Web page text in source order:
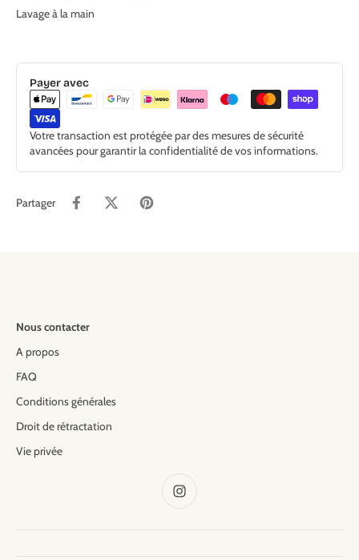
Lavage à la main
Payer avec
Votre transaction est protégée par des mesures de sécurité
avancées pour garantir la confidentialité de vos informations.
Partager
Nous contacter
A propos
FAQ
Conditions générales
Droit de rétractation
Vie privée